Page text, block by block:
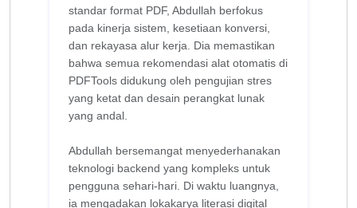
standar format PDF, Abdullah berfokus
pada kinerja sistem, kesetiaan konversi,
dan rekayasa alur kerja. Dia memastikan
bahwa semua rekomendasi alat otomatis di
PDFTools didukung oleh pengujian stres
yang ketat dan desain perangkat lunak
yang andal.
Abdullah bersemangat menyederhanakan
teknologi backend yang kompleks untuk
pengguna sehari-hari. Di waktu luangnya,
ia mengadakan lokakarya literasi digital